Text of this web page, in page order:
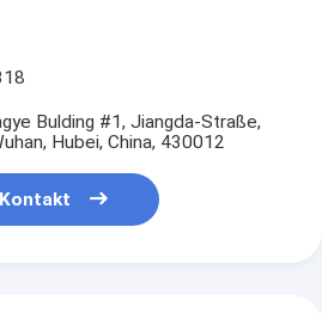
Bulding #1, Jiangda-Straße,
Hubei, China, 430012
Kontakt